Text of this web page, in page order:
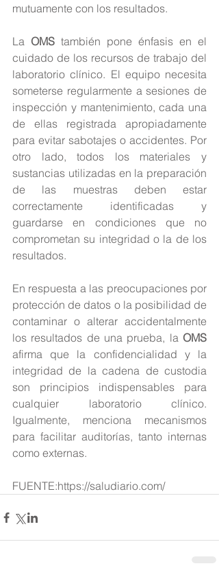
mutuamente con los resultados.
La OMS también pone énfasis en el
cuidado de los recursos de trabajo del
laboratorio clínico. El equipo necesita
someterse regularmente a sesiones de
inspección y mantenimiento, cada una
de ellas registrada apropiadamente
para evitar sabotajes o accidentes. Por
otro lado, todos los materiales y
sustancias utilizadas en la preparación
de las muestras deben estar
correctamente identificadas y
guardarse en condiciones que no
comprometan su integridad o la de los
resultados.
En respuesta a las preocupaciones por
protección de datos o la posibilidad de
contaminar o alterar accidentalmente
los resultados de una prueba, la OMS
afirma que la confidencialidad y la
integridad de la cadena de custodia
son principios indispensables para
cualquier laboratorio clínico.
Igualmente, menciona mecanismos
para facilitar auditorías, tanto internas
como externas.
FUENTE:https://saludiario.com/